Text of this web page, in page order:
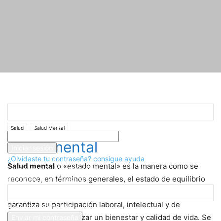
tu nombre de usuario
¿Olvidaste tu contraseña? consigue ayuda
Recuperación de contraseña
Recupera tu contraseña
tu correo electrónico
Salud Salud Mental
Salud mental
Salud mental o «estado mental» es la manera como se
reconoce, en términos generales, el estado de equilibrio
garantiza su participación laboral, intelectual y de
relaciones para alcanzar un bienestar y calidad de vida. Se